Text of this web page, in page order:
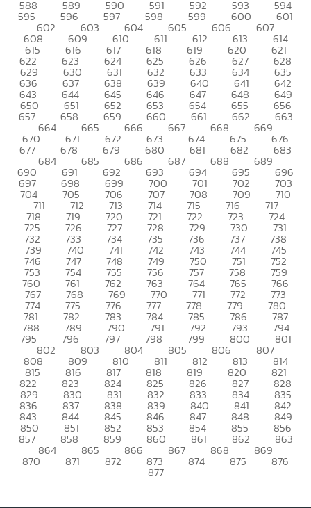
588 589 590 591 592 593 594
595 596 597 598 599 600 601
602 603 604 605 606 607
608 609 610 611 612 613 614
615 616 617 618 619 620 621
622 623 624 625 626 627 628
629 630 631 632 633 634 635
636 637 638 639 640 641 642
643 644 645 646 647 648 649
650 651 652 653 654 655 656
657 658 659 660 661 662 663
664 665 666 667 668 669
670 671 672 673 674 675 676
677 678 679 680 681 682 683
684 685 686 687 688 689
690 691 692 693 694 695 696
697 698 699 700 701 702 703
704 705 706 707 708 709 710
711 712 713 714 715 716 717
718 719 720 721 722 723 724
725 726 727 728 729 730 731
732 733 734 735 736 737 738
739 740 741 742 743 744 745
746 747 748 749 750 751 752
753 754 755 756 757 758 759
760 761 762 763 764 765 766
767 768 769 770 771 772 773
774 775 776 777 778 779 780
781 782 783 784 785 786 787
788 789 790 791 792 793 794
795 796 797 798 799 800 801
802 803 804 805 806 807
808 809 810 811 812 813 814
815 816 817 818 819 820 821
822 823 824 825 826 827 828
829 830 831 832 833 834 835
836 837 838 839 840 841 842
843 844 845 846 847 848 849
850 851 852 853 854 855 856
857 858 859 860 861 862 863
864 865 866 867 868 869
870 871 872 873 874 875 876
877